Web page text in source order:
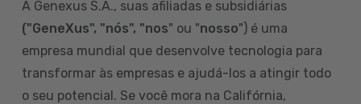
A Genexus S.A., suas afiliadas e subsidiárias
("GeneXus", "nós", "nos" ou "nosso") é uma
empresa mundial que desenvolve tecnologia para
transformar às empresas e ajudá-los a atingir todo
o seu potencial. Se você mora na Califórnia,